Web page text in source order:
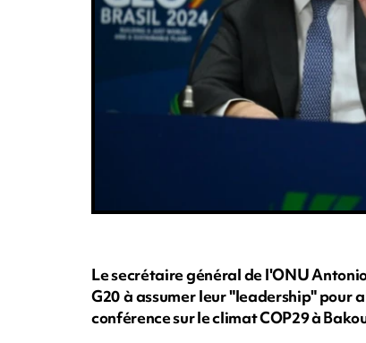
Le secrétaire général de l'ONU
G20 à assumer leur "leadership" pour
conférence sur le climat COP29 à